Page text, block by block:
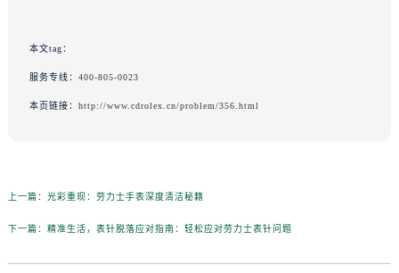
本文tag：
服务专线： 400-805-0023
本页链接： http://www.cdrolex.cn/problem/356.html
上一篇： 光彩重现：劳力士手表深度清洁秘籍
下一篇： 精准生活，表针脱落应对指南：轻松应对劳力士表针问题